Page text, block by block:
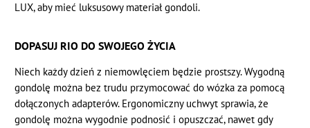
LUX, aby mieć luksusowy materiał gondoli.
DOPASUJ RIO DO SWOJEGO ŻYCIA
Niech każdy dzień z niemowlęciem będzie prostszy. Wygodną
gondolę można bez trudu przymocować do wózka za pomocą
dołączonych adapterów. Ergonomiczny uchwyt sprawia, że
gondolę można wygodnie podnosić i opuszczać, nawet gdy